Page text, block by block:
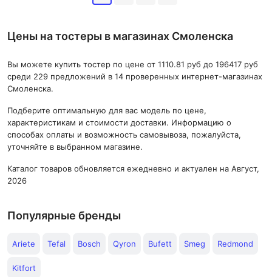
Цены на тостеры в магазинах Смоленска
Вы можете купить тостер по цене от 1110.81 руб до 196417 руб
среди 229 предложений в 14 проверенных интернет-магазинах
Смоленска.
Подберите оптимальную для вас модель по цене,
характеристикам и стоимости доставки. Информацию о
способах оплаты и возможность самовывоза, пожалуйста,
уточняйте в выбранном магазине.
Каталог товаров обновляется ежедневно и актуален на Август,
2026
Популярные бренды
Ariete Tefal Bosch Qyron Bufett Smeg Redmond
Kitfort